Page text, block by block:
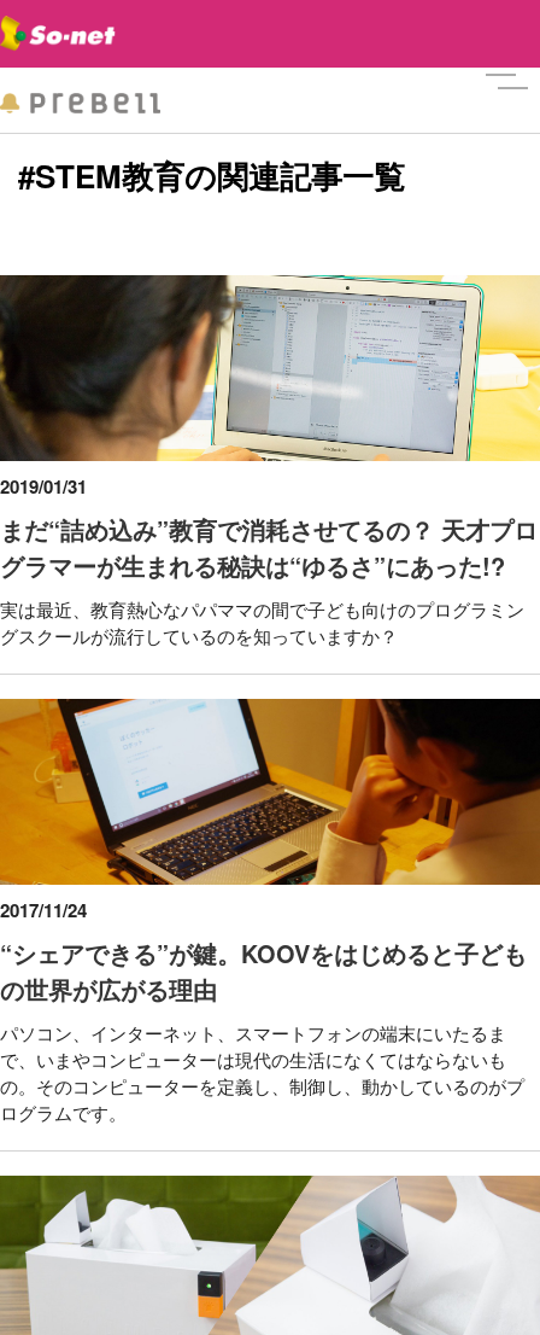
#STEM教育の関連記事一覧
まだ“詰め込み”教育で消耗させてるの？ 天才プロ
グラマーが生まれる秘訣は“ゆるさ”にあった!?
2019/01/31
実は最近、教育熱心なパパママの間で子ども向けのプログラミン
グスクールが流行しているのを知っていますか？
“シェアできる”が鍵。KOOVをはじめると子ども
の世界が広がる理由
2017/11/24
パソコン、インターネット、スマートフォンの端末にいたるま
で、いまやコンピューターは現代の生活になくてはならないも
の。そのコンピューターを定義し、制御し、動かしているのがプ
ログラムです。